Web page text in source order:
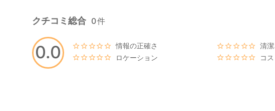
0.0
クチコミ総合 0件
情報の正確さ 清潔
ロケーション
コ